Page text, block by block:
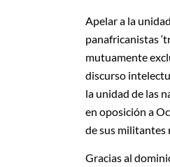
Apelar a la
panafricanistas
mutuamente
discurso
la unidad de las
en oposición a
de sus militantes
Gracias al